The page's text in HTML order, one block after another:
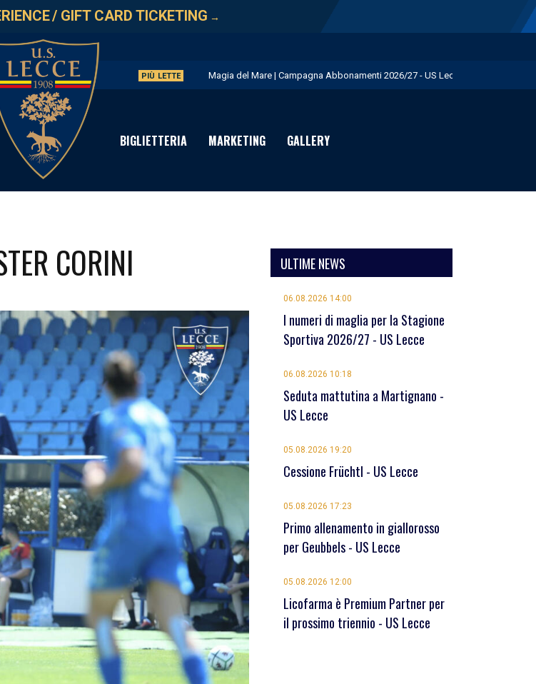
/ GIFT CARD TICKETING →
PIÙ LETTE Magia del Mare | Campagna Abbonamenti 2026/27 - US Lecce
Licofarma è Premium Partner per il prossimo triennio - US Lecce
Seduta mattutina a Martignano - US Lecce
BIGLIETTERIA MARKETING GALLERY
CORINI ULTIME NEWS
06.08.2026 14:00
I numeri di maglia per la Stagione
Sportiva 2026/27 - US Lecce
06.08.2026 10:18
Seduta mattutina a Martignano -
US Lecce
05.08.2026 19:20
Cessione Früchtl - US Lecce
05.08.2026 17:23
Primo allenamento in giallorosso
per Geubbels - US Lecce
05.08.2026 12:00
Licofarma è Premium Partner per
il prossimo triennio - US Lecce